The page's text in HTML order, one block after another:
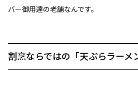
バー御用達の老舗なんです。
割烹ならではの「天ぷらラーメ